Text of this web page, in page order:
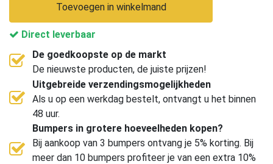
Toevoegen in winkelmand
Direct leverbaar
De goedkoopste op de markt
De nieuwste producten, de juiste prijzen!
Uitgebreide verzendingsmogelijkheden
Als u op een werkdag bestelt, ontvangt u het binnen
48 uur.
Bumpers in grotere hoeveelheden kopen?
Bij aankoop van 3 bumpers ontvang je 5% korting. Bij
meer dan 10 bumpers profiteer je van een extra 10%